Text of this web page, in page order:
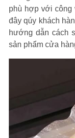
phù hợp với công
đây qúy khách
hướng dẫn cách
sản phẩm cửa